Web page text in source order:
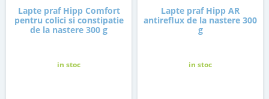
Lapte praf Hipp Comfort
pentru colici si constipatie
de la nastere 300 g
in stoc
Lapte praf Hipp AR
antireflux de la nastere 300
g
in stoc